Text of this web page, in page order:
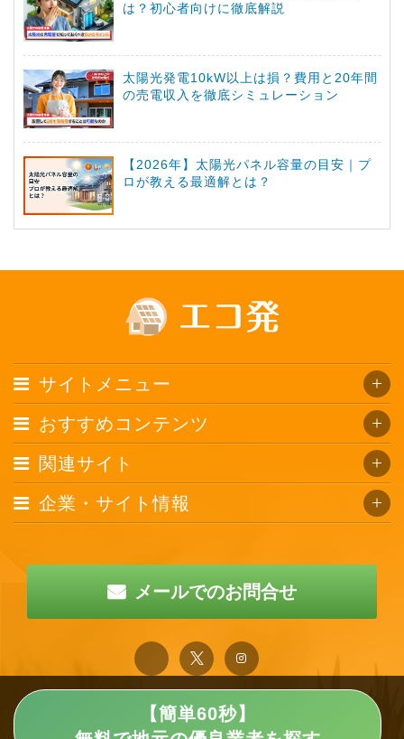
は？初心者向けに徹底解説
太陽光発電10kW以上は損？費用と20年間
の売電収入を徹底シミュレーション
【2026年】太陽光パネル容量の目安｜プ
ロが教える最適解とは？
【簡単60秒】
サイトメニュー
おすすめコンテンツ
関連サイト
企業・サイト情報
メールでのお問合せ